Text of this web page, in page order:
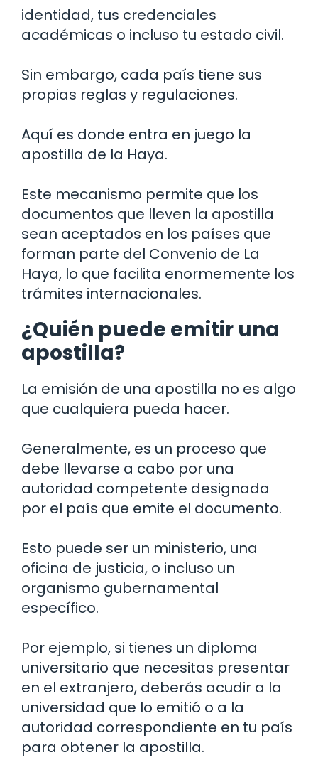
identidad, tus credenciales
académicas o incluso tu estado civil.
Sin embargo, cada país tiene sus
propias reglas y regulaciones.
Aquí es donde entra en juego la
apostilla de la Haya.
Este mecanismo permite que los
documentos que lleven la apostilla
sean aceptados en los países que
forman parte del Convenio de La
Haya, lo que facilita enormemente los
trámites internacionales.
¿Quién puede emitir una
apostilla?
La emisión de una apostilla no es algo
que cualquiera pueda hacer.
Generalmente, es un proceso que
debe llevarse a cabo por una
autoridad competente designada
por el país que emite el documento.
Esto puede ser un ministerio, una
oficina de justicia, o incluso un
organismo gubernamental
específico.
Por ejemplo, si tienes un diploma
universitario que necesitas presentar
en el extranjero, deberás acudir a la
universidad que lo emitió o a la
autoridad correspondiente en tu país
para obtener la apostilla.